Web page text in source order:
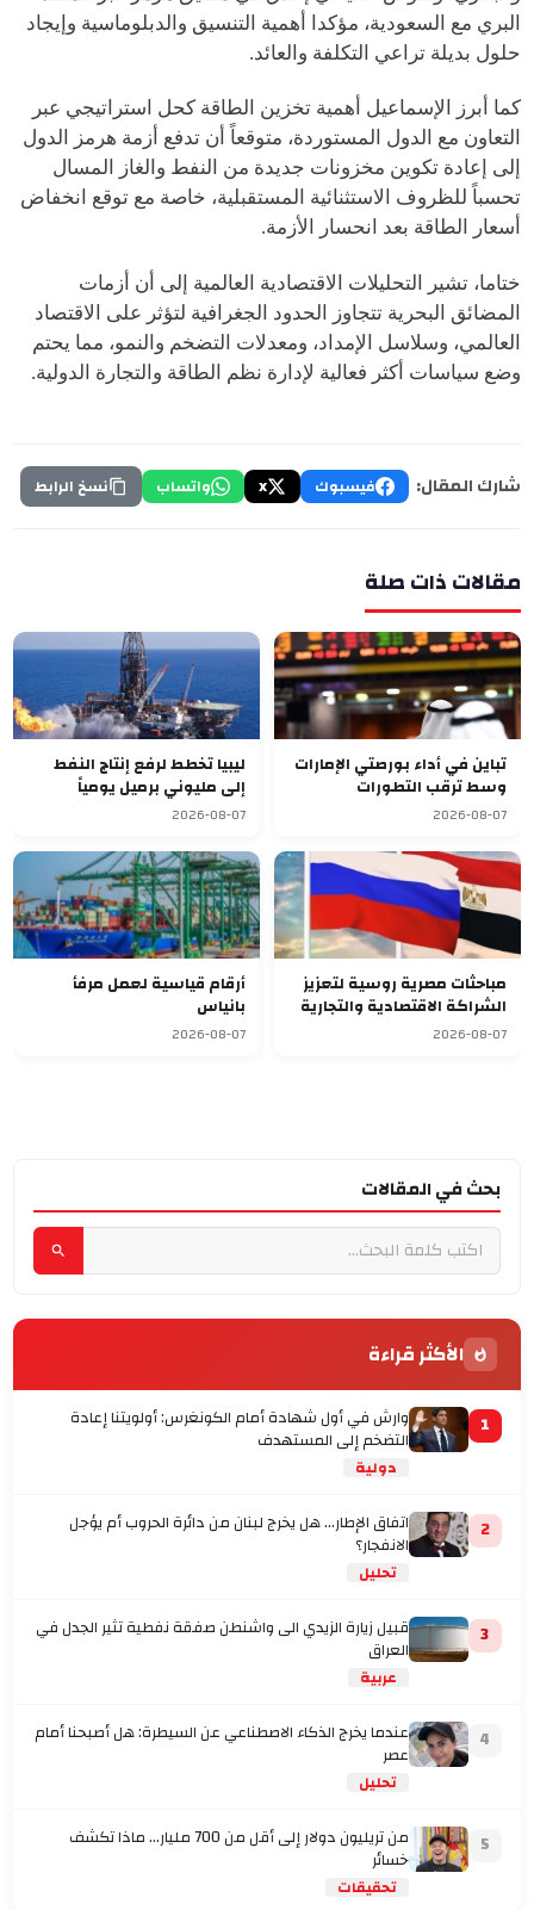
البري مع السعودية، مؤكدا أهمية التنسيق والدبلوماسية وإيجاد
حلول بديلة تراعي التكلفة والعائد.
كما أبرز الإسماعيل أهمية تخزين الطاقة كحل استراتيجي عبر
التعاون مع الدول المستوردة، متوقعاً أن تدفع أزمة هرمز الدول
إلى إعادة تكوين مخزونات جديدة من النفط والغاز المسال
تحسباً للظروف الاستثنائية المستقبلية، خاصة مع توقع انخفاض
أسعار الطاقة بعد انحسار الأزمة.
ختاما، تشير التحليلات الاقتصادية العالمية إلى أن أزمات
المضائق البحرية تتجاوز الحدود الجغرافية لتؤثر على الاقتصاد
العالمي، وسلاسل الإمداد، ومعدلات التضخم والنمو، مما يحتم
وضع سياسات أكثر فعالية لإدارة نظم الطاقة والتجارة الدولية.
شارك المقال: فيسبوك X واتساب نسخ الرابط
مقالات ذات صلة
تباين في أداء بورصتي الإمارات
وسط ترقب التطورات
الجيوسياسية
2026-08-07
ليبيا تخطط لرفع إنتاج النفط
إلى مليوني برميل يومياً
2026-08-07
مباحثات مصرية روسية لتعزيز
الشراكة الاقتصادية والتجارية
2026-08-07
أرقام قياسية لعمل مرفأ
بانياس
2026-08-07
بحث في المقالات
الأكثر قراءة
1 وارش في أول شهادة أمام الكونغرس: أولويتنا إعادة
التضخم إلى المستهدف
دولية
2 اتفاق الإطار... هل يخرج لبنان من دائرة الحروب أم يؤجل
الانفجار؟
تحليل
3 قبيل زيارة الزيدي الى واشنطن صفقة نفطية تثير الجدل في
العراق
عربية
4 عندما يخرج الذكاء الاصطناعي عن السيطرة: هل أصبحنا أمام
عصر
تحليل
5 من تريليون دولار إلى أقل من 700 مليار… ماذا تكشف
خسائر
تحقيقات